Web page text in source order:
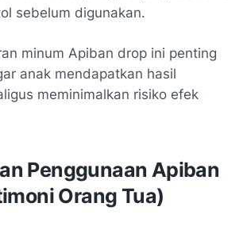
sebelum digunakan.
minum Apiban drop ini penting
anak mendapatkan hasil
meminimalkan risiko efek
Penggunaan Apiban
Orang Tua)